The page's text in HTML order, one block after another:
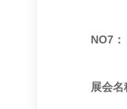
NO7：
展会名称